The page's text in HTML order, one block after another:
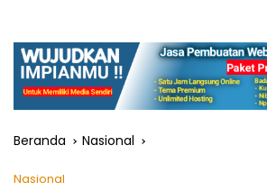
Beranda Nasional
Nasional